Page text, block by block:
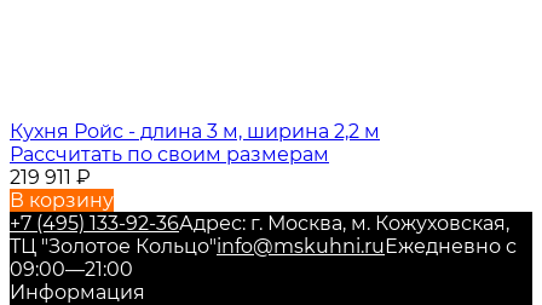
Кухня Ройс - длина 3 м, ширина 2,2 м
Рассчитать по своим размерам
219 911 ₽
В корзину
+7 (495) 133-92-36Адрес: г. Москва, м. Кожуховская,
ТЦ "Золотое Кольцо"info@mskuhni.ruЕжедневно с
09:00—21:00
Информация